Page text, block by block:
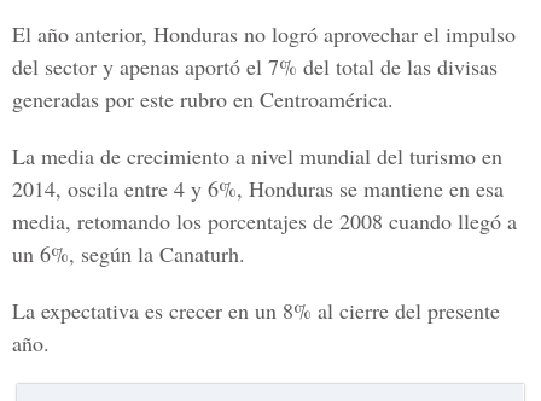
El año anterior, Honduras no logró aprovechar el impulso
del sector y apenas aportó el 7% del total de las divisas
generadas por este rubro en Centroamérica.
La media de crecimiento a nivel mundial del turismo en
2014, oscila entre 4 y 6%, Honduras se mantiene en esa
media, retomando los porcentajes de 2008 cuando llegó a
un 6%, según la Canaturh.
La expectativa es crecer en un 8% al cierre del presente
año.